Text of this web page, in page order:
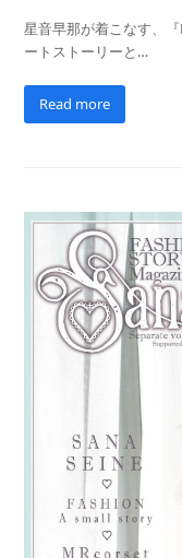
星音早那が着こなす、
ートストーリーと…
Read more